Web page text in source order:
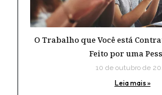
O Trabalho que Você está
Feito por uma
10 de outubro de
Leia mais »